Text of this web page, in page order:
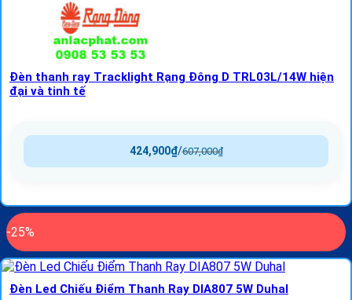
Đèn thanh ray Tracklight Rạng Đông D TRL03L/14W hiện
đại và tinh tế
607,000₫
/
424,900₫
-25%
Đèn Led Chiếu Điểm Thanh Ray DIA807 5W Duhal